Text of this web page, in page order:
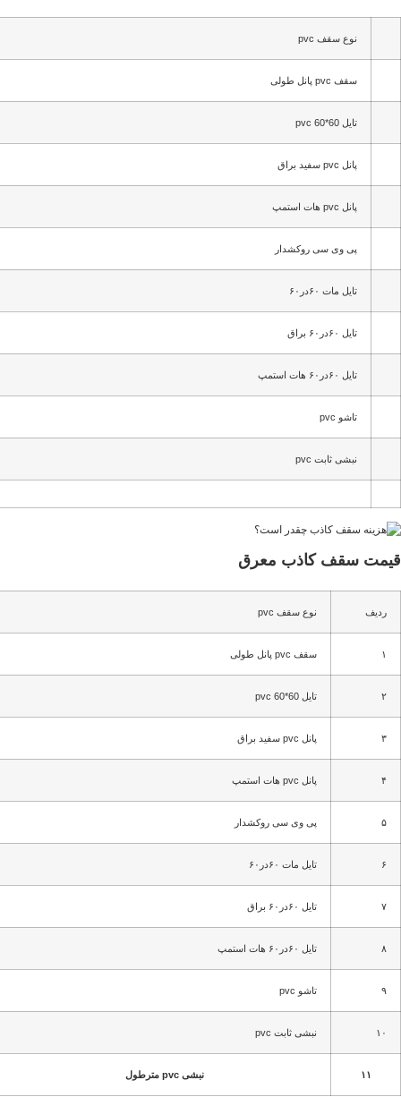
نوع سقف pvc
سقف pvc پانل طولی
تایل pvc 60*60
پانل pvc سفید براق
پانل pvc هات استمپ
پی وی سی روکشدار
تایل مات ۶۰در۶۰
تایل ۶۰در۶۰ براق
تایل ۶۰در۶۰ هات استمپ
تاشو pvc
نبشی ثابت pvc
قیمت سقف کاذب معرق
ردیف نوع سقف pvc
۱ سقف pvc پانل طولی
۲ تایل pvc 60*60
۳ پانل pvc سفید براق
۴ پانل pvc هات استمپ
۵ پی وی سی روکشدار
۶ تایل مات ۶۰در۶۰
۷ تایل ۶۰در۶۰ براق
۸ تایل ۶۰در۶۰ هات استمپ
۹ تاشو pvc
۱۰ نبشی ثابت pvc
۱۱ نبشی pvc مترطول